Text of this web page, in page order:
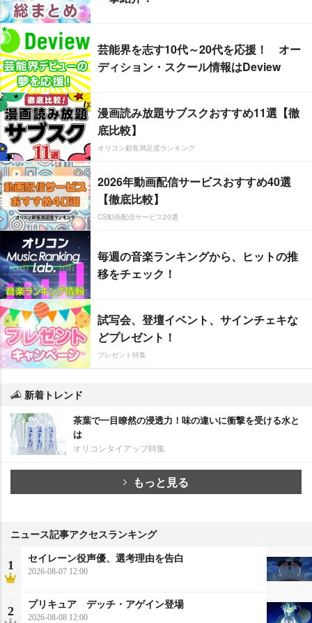
芸能界を志す10代～20代を応援！ オー
ディション・スクール情報はDeview
漫画読み放題サブスクおすすめ11選【徹
底比較】
オリコン顧客満足度ランキング
2026年動画配信サービスおすすめ40選
【徹底比較】
CS動画配信サービス20選
毎週の音楽ランキングから、ヒットの推
移をチェック！
試写会、登壇イベント、サインチェキな
どプレゼント！
プレゼント特集
新着トレンド
茶葉で一目瞭然の浸透力！味の違いに衝撃を受ける水と
は
オリコンタイアップ特集
もっと見る
ニュース記事アクセスランキング
1
セイレーン役声優、選考理由を告白
2026-08-07 12:00
2
プリキュア デッチ・アゲイン登場
2026-08-08 12:00